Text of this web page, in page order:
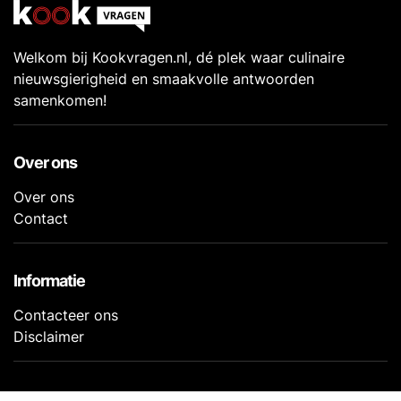
Welkom bij Kookvragen.nl, dé plek waar culinaire
nieuwsgierigheid en smaakvolle antwoorden
samenkomen!
Over ons
Over ons
Contact
Informatie
Contacteer ons
Disclaimer